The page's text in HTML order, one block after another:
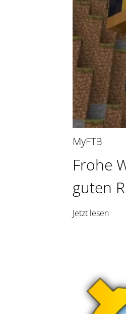
MyFTB
Frohe
guten
Jetzt lesen